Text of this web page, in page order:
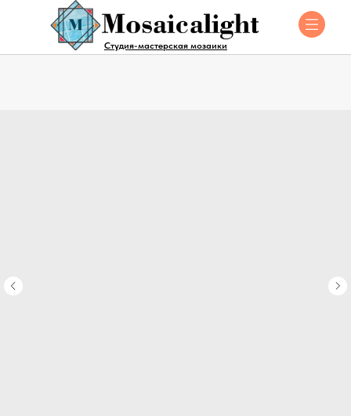
Студия-мастерская мозаики